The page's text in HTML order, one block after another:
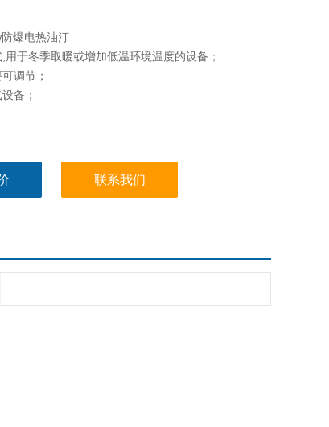
爆电热油汀
用于冬季取暖或增加低温环境温度的设备；
调节；
备；
联系我们